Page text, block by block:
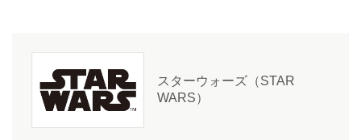
スターウォーズ（STAR
WARS）